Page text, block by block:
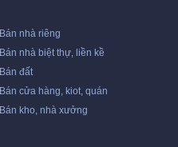
Bán nhà riêng
Bán nhà biệt thự, liền kề
Bán đất
Bán cửa hàng, kiot, quán
Bán kho, nhà xưởng